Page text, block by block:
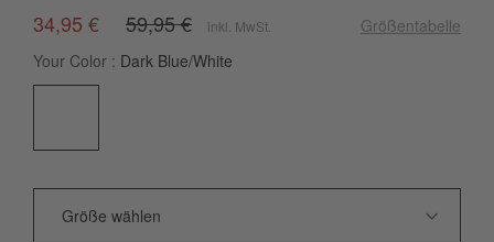
34,95 € 59,95 € inkl. MwSt.
Größentabelle
Your Color
Dark Blue/White